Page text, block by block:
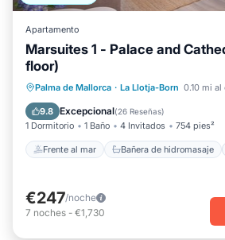
Apartamento
Marsuites 1 - Palace and
floor)
Palma de Mallorca · La Llotja-Born 0.10 mi al
9.8 Excepcional(26 Reseñas)
1 Dormitorio 1 Baño 4 Invitados 754 pies²
Frente al mar Bañera de hidromasaje
Frente al mar
Bañera de
Vista al mar
€247/noche
7 noches - €1,730